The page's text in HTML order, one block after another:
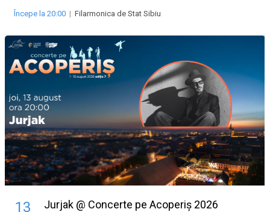
Începe la 20:00 | Filarmonica de Stat Sibiu
13 Jurjak @ Concerte pe Acoperiș 2026